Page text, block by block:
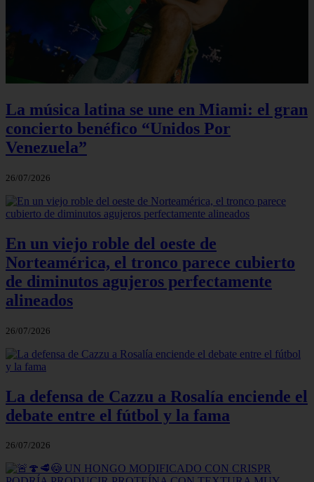
La música latina se une en Miami: el gran
concierto benéfico “Unidos Por
Venezuela”
26/07/2026
En un viejo roble del oeste de
Norteamérica, el tronco parece cubierto
de diminutos agujeros perfectamente
alineados
26/07/2026
La defensa de Cazzu a Rosalía enciende el
debate entre el fútbol y la fama
26/07/2026